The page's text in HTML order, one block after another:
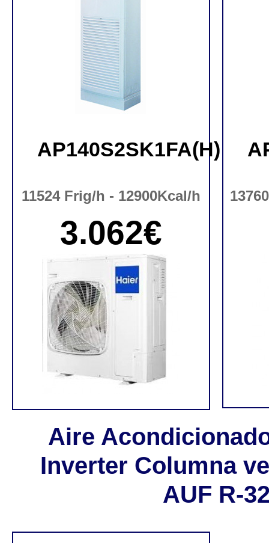
AP140S2SK1FA(H)
11524 Frig/h - 12900Kcal/h
3.062€
Aire
Inverter Columna
AUF R-